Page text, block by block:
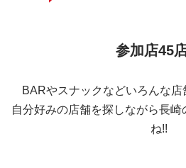
参加店45
BARやスナックなどいろんな店
自分好みの店舗を探しながら長
ね!!